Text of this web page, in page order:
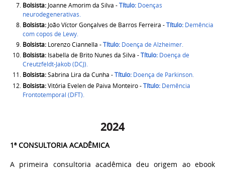
Bolsista:Joanne Amorim da Silva -Título: Doenças
neurodegenerativas.
Bolsista:João Víctor Gonçalves de Barros Ferreira -Título: Demência
com copos de Lewy.
Bolsista:Lorenzo Ciannella -Título:Doença de Alzheimer.
Bolsista:Isabella de Brito Nunes da Silva -Título:Doença de
Creutzfeldt-Jakob (DCJ).
Bolsista:Sabrina Lira da Cunha -Título:Doença de Parkinson.
Bolsista:Vitória Evelen de Paiva Monteiro -Título:Demência
Frontotemporal (DFT).
2024
1ª CONSULTORIA ACADÊMICA
A primeira consultoria acadêmica deu origem ao ebook